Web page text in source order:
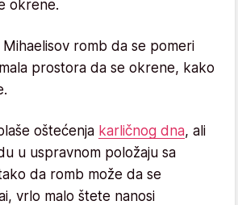
okrene.
romb da se pomeri
prostora da se okrene, kako
oštećenja karličnog dna, ali
u uspravnom položaju sa
da romb može da se
vrlo malo štete nanosi